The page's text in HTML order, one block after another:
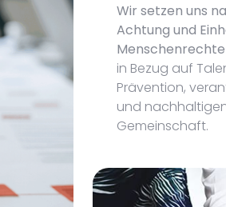
Wir setzen uns
Achtung und
in Bezug auf
Prävention,
und
Gemeinschaft.